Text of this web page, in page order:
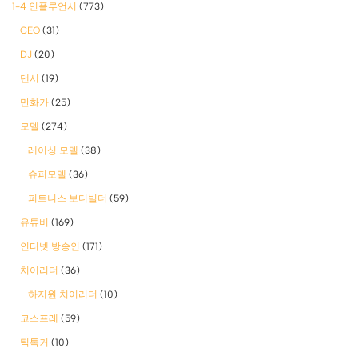
1-4 인플루언서 (773)
CEO (31)
DJ (20)
댄서 (19)
만화가 (25)
모델 (274)
레이싱 모델 (38)
슈퍼모델 (36)
피트니스 보디빌더 (59)
유튜버 (169)
인터넷 방송인 (171)
치어리더 (36)
하지원 치어리더 (10)
코스프레 (59)
틱톡커 (10)